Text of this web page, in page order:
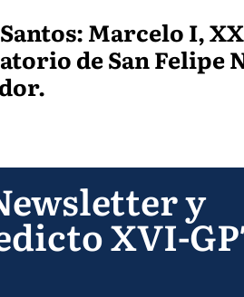
Marcelo I,
de San
y
XVI-